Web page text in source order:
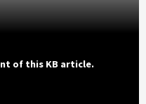
of this KB article.